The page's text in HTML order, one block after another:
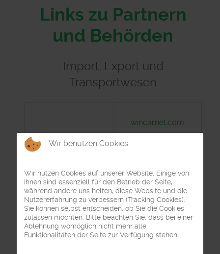
Links zu Partnern
und Behörden
Import, Export und
Transportwesen
wincarnet.com
für die Erstellung
des Carnet ATA am
PC
I.F.C. Internationale
Spedition GmbH
Wir benutzen Cookies
Wir nutzen Cookies auf unserer Website. Einige von
ihnen sind essenziell für den Betrieb der Seite,
während andere uns helfen, diese Website und die
Nutzererfahrung zu verbessern (Tracking Cookies).
Sie können selbst entscheiden, ob Sie die Cookies
zulassen möchten. Bitte beachten Sie, dass bei einer
Ablehnung womöglich nicht mehr alle
Funktionalitäten der Seite zur Verfügung stehen.